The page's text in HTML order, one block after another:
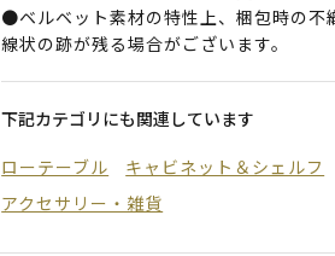
●ベルベット素材の特性上、梱包時の不
線状の跡が残る場合がございます。
下記カテゴリにも関連しています
ローテーブル
キャビネット＆シェルフ
アクセサリー・雑貨